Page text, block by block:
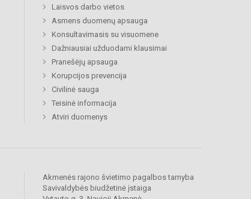
Laisvos darbo vietos
Asmens duomenų apsauga
Konsultavimasis su visuomene
Dažniausiai užduodami klausimai
Pranešėjų apsauga
Korupcijos prevencija
Civilinė sauga
Teisinė informacija
Atviri duomenys
Akmenės rajono švietimo pagalbos tarnyba
Savivaldybės biudžetinė įstaiga